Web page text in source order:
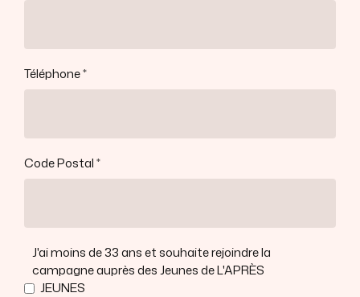
Téléphone
Code Postal
J'ai moins de 33 ans et souhaite rejoindre la
campagne auprès des Jeunes de L'APRÈS
JEUNES